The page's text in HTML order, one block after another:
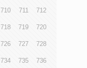
710 711 712
718 719 720
726 727 728
734 735 736